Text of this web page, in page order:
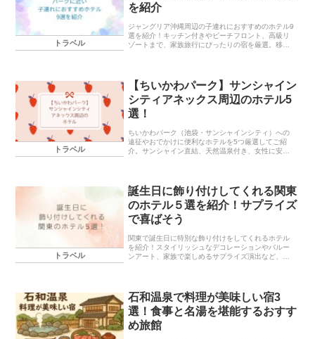
トラベル
を紹介
ジャングリア沖縄周辺の子連れにおすすめのホテル9
選を紹介！キッチン付きやビーチフロント、高級リ
ゾートまで、家族旅行にぴったりの宿を厳選。移動
トラベル
【ちいかわパーク】サンシャイン
シティアネックス周辺のホテル5
選！
ちいかわパーク（池袋・サンシャインシティ）への
遠征やおでかけに便利なホテルを5つ厳選してご紹
介。サンシャイン直結、天然温泉付き、女性に安心
トラベル
誕生日に飾り付けしてくれる関東
のホテル５選を紹介！サプライズ
で喜ばそう
関東で誕生日に特別な飾り付けをしてくれるホテル
を紹介！スタイリッシュなデコレーションやバルー
ンアート、家族で楽しめるサプライズ演出など、特
石和温泉で料理が美味しい宿3
選！食事と名湯を堪能するおすす
め旅館